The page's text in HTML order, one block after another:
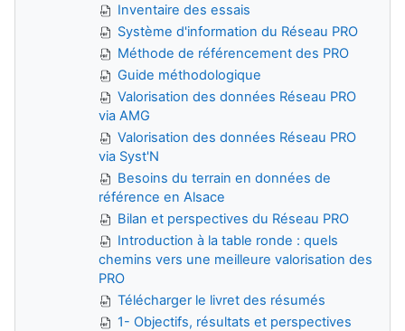
Inventaire des essais
Système d'information du Réseau PRO
Méthode de référencement des PRO
Guide méthodologique
Valorisation des données Réseau PRO
via AMG
Valorisation des données Réseau PRO
via Syst'N
Besoins du terrain en données de
référence en Alsace
Bilan et perspectives du Réseau PRO
Introduction à la table ronde : quels
chemins vers une meilleure valorisation des
PRO
Télécharger le livret des résumés
1- Objectifs, résultats et perspectives